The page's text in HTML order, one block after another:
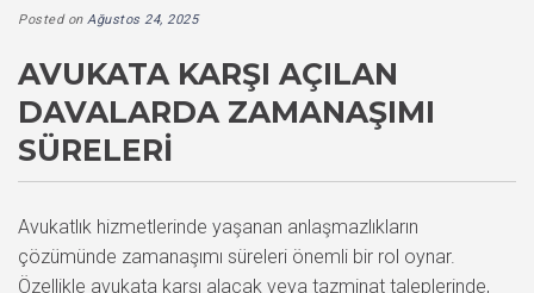
Posted on Ağustos 24, 2025
AVUKATA KARŞI AÇILAN
DAVALARDA ZAMANAŞIMI
SÜRELERI
Avukatlık hizmetlerinde yaşanan anlaşmazlıkların
çözümünde zamanaşımı süreleri önemli bir rol oynar.
Özellikle avukata karşı alacak veya tazminat taleplerinde,